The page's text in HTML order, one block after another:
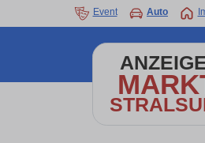
Event Auto